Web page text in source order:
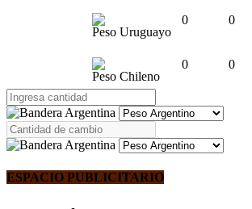
Peso Uruguayo
0 0
Peso Chileno
0 0
ESPACIO PUBLICITARIO